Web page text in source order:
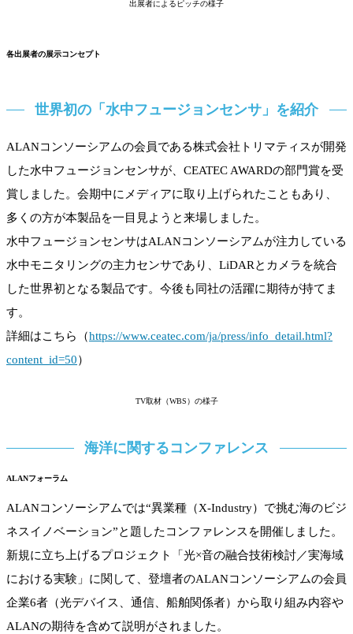
出展者によるピッチの様子
各出展者の展示コンセプト
世界初の「水中フュージョンセンサ」を紹介
ALANコンソーシアムの会員である株式会社トリマティスが開発
した水中フュージョンセンサが、CEATEC AWARDの部門賞を受
賞しました。会期中にメディアに取り上げられたこともあり、
多くの方が本製品を一目見ようと来場しました。
水中フュージョンセンサはALANコンソーシアムが注力している
水中モニタリングの主力センサであり、LiDARとカメラを統合
した世界初となる製品です。今後も同社の活躍に期待が持てま
す。
詳細はこちら（https://www.ceatec.com/ja/press/info_detail.html?
content_id=50）
TV取材（WBS）の様子
海洋に関するコンファレンス
ALANフォーラム
ALANコンソーシアムでは“異業種（X-Industry）で挑む海のビジ
ネスイノベーション”と題したコンファレンスを開催しました。
新規に立ち上げるプロジェクト「光×音の融合技術検討／実海域
における実験」に関して、登壇者のALANコンソーシアムの会員
企業6者（光デバイス、通信、船舶関係者）から取り組み内容や
ALANの期待を含めて説明がされました。